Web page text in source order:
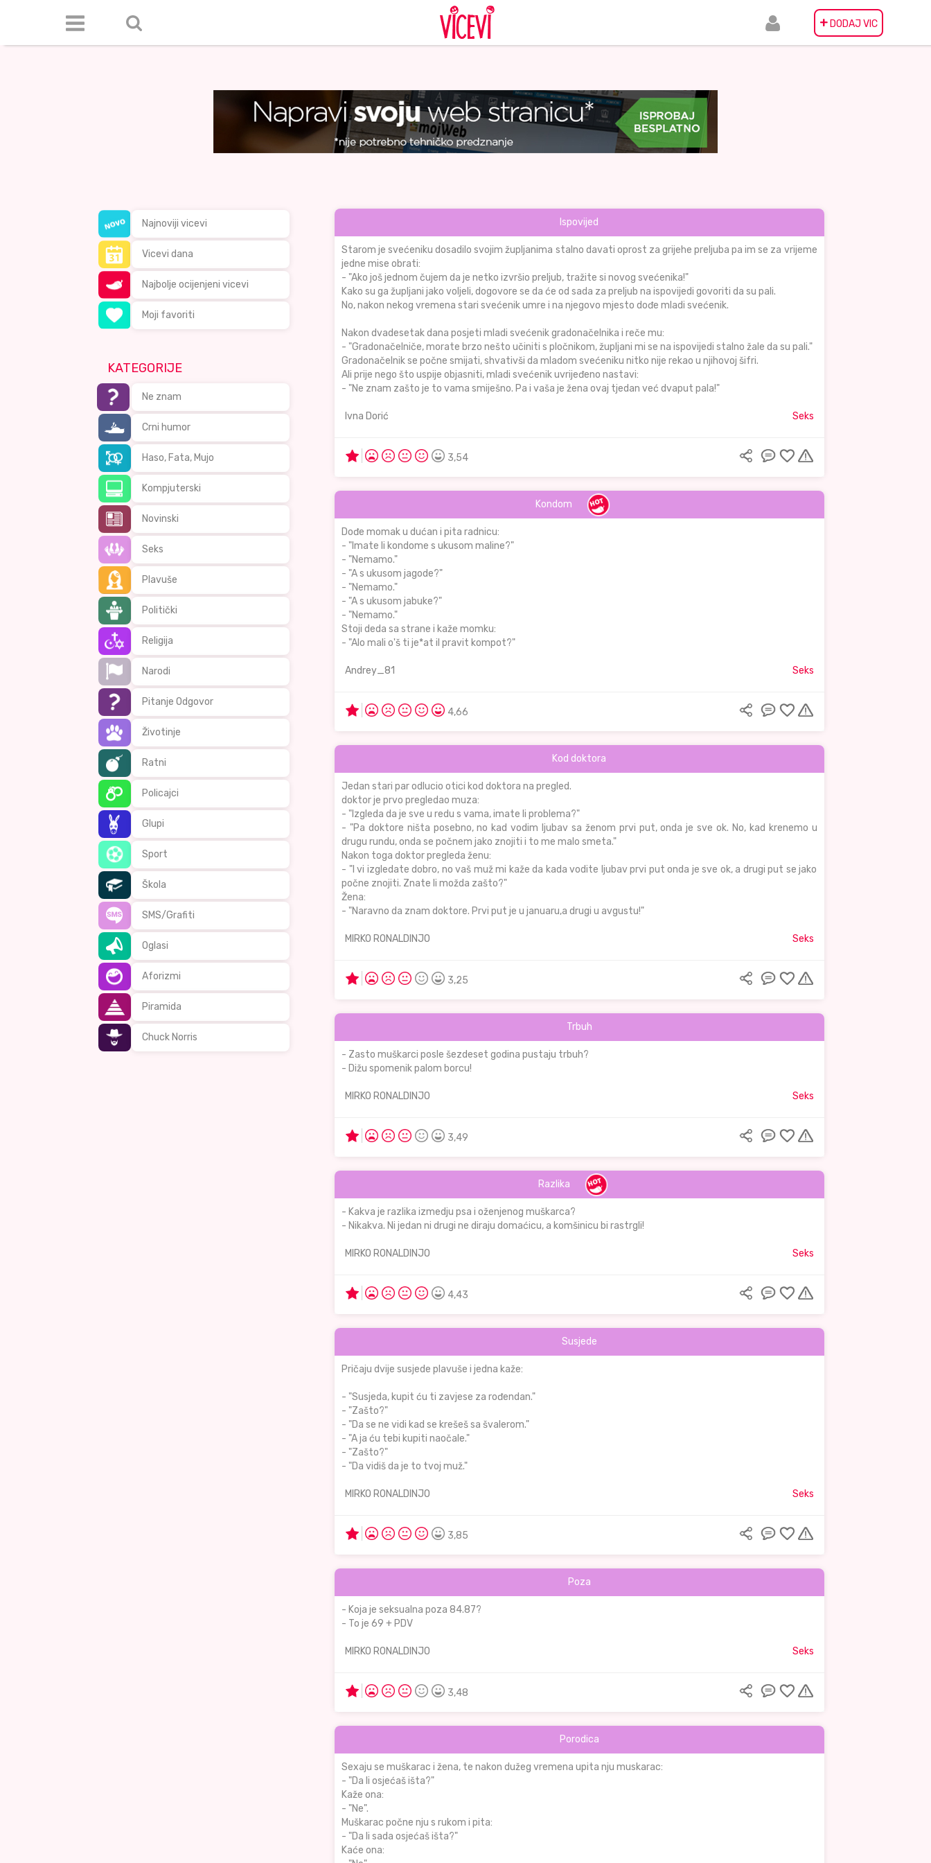
+ DODAJ VIC
Najnoviji vicevi
Vicevi dana
Najbolje ocijenjeni vicevi
Moji favoriti
KATEGORIJE
Ne znam
Crni humor
Haso, Fata, Mujo
Kompjuterski
Novinski
Seks
Plavuše
Politički
Religija
Narodi
Pitanje Odgovor
Životinje
Ratni
Policajci
Glupi
Sport
Škola
SMS/Grafiti
Oglasi
Aforizmi
Piramida
Chuck Norris
Ispovijed
Starom je svećeniku dosadilo svojim župljanima stalno davati oprost za grijehe preljuba pa im se za vrijeme
jedne mise obrati:
- "Ako još jednom čujem da je netko izvršio preljub, tražite si novog svećenika!"
Kako su ga župljani jako voljeli, dogovore se da će od sada za preljub na ispovijedi govoriti da su pali.
No, nakon nekog vremena stari svećenik umre i na njegovo mjesto dođe mladi svećenik.
Nakon dvadesetak dana posjeti mladi svećenik gradonačelnika i reče mu:
- "Gradonačelniče, morate brzo nešto učiniti s pločnikom, župljani mi se na ispovijedi stalno žale da su pali."
Gradonačelnik se počne smijati, shvativši da mladom svećeniku nitko nije rekao u njihovoj šifri.
Ali prije nego što uspije objasniti, mladi svećenik uvrijeđeno nastavi:
- "Ne znam zašto je to vama smiješno. Pa i vaša je žena ovaj tjedan već dvaput pala!"
Ivna Dorić Seks
3,54
Kondom
Dođe momak u dućan i pita radnicu:
- "Imate li kondome s ukusom maline?"
- "Nemamo."
- "A s ukusom jagode?"
- "Nemamo."
- "A s ukusom jabuke?"
- "Nemamo."
Stoji deda sa strane i kaže momku:
- "Alo mali o'š ti je*at il pravit kompot?"
Andrey_81 Seks
4,66
Kod doktora
Jedan stari par odlucio otici kod doktora na pregled.
doktor je prvo pregledao muza:
- "Izgleda da je sve u redu s vama, imate li problema?"
- "Pa doktore ništa posebno, no kad vodim ljubav sa ženom prvi put, onda je sve ok. No, kad krenemo u
drugu rundu, onda se počnem jako znojiti i to me malo smeta."
Nakon toga doktor pregleda ženu:
- "I vi izgledate dobro, no vaš muž mi kaže da kada vodite ljubav prvi put onda je sve ok, a drugi put se jako
počne znojiti. Znate li možda zašto?"
Žena:
- "Naravno da znam doktore. Prvi put je u januaru,a drugi u avgustu!"
MIRKO RONALDINJO Seks
3,25
Trbuh
- Zasto muškarci posle šezdeset godina pustaju trbuh?
- Dižu spomenik palom borcu!
MIRKO RONALDINJO Seks
3,49
Razlika
- Kakva je razlika izmedju psa i oženjenog muškarca?
- Nikakva. Ni jedan ni drugi ne diraju domaćicu, a komšinicu bi rastrgli!
MIRKO RONALDINJO Seks
4,43
Susjede
Pričaju dvije susjede plavuše i jedna kaže:
- "Susjeda, kupit ću ti zavjese za rođendan."
- "Zašto?"
- "Da se ne vidi kad se krešeš sa švalerom."
- "A ja ću tebi kupiti naočale."
- "Zašto?"
- "Da vidiš da je to tvoj muž."
MIRKO RONALDINJO Seks
3,85
Poza
- Koja je seksualna poza 84.87?
- To je 69 + PDV
MIRKO RONALDINJO Seks
3,48
Porodica
Sexaju se muškarac i žena, te nakon dužeg vremena upita nju muskarac:
- "Da li osjećaš išta?"
Kaže ona:
- "Ne".
Muškarac počne nju s rukom i pita:
- "Da li sada osjećaš išta?"
Kaće ona: